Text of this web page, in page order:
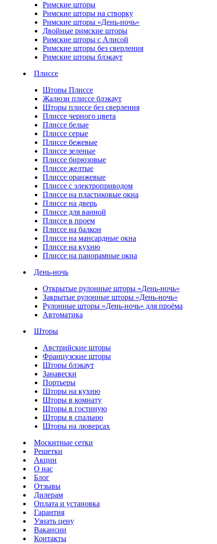
Римские шторы
Римские шторы на створку
Римские шторы «День-ночь»
Двойные римские шторы
Римские шторы с Алисой
Римские шторы без сверления
Римские шторы блэкаут
Плиссе
Шторы Плиссе
Жалюзи плиссе блэкаут
Шторы плиссе без сверления
Плиссе черного цвета
Плиссе белые
Плиссе серые
Плиссе бежевые
Плиссе зеленые
Плиссе бирюзовые
Плиссе желтые
Плиссе оранжевые
Плиссе с электроприводом
Плиссе на пластиковые окна
Плиссе на дверь
Плиссе для ванной
Плиссе в проем
Плиссе на балкон
Плиссе на мансардные окна
Плиссе на кухню
Плиссе на панорамные окна
День-ночь
Открытые рулонные шторы «День-ночь»
Закрытые рулонные шторы «День-ночь»
Рулонные шторы «День-ночь» для проёма
Автоматика
Шторы
Австрийские шторы
Французские шторы
Шторы блэкаут
Занавески
Портьеры
Шторы на кухню
Шторы в комнату
Шторы в гостиную
Шторы в спальню
Шторы на люверсах
Москитные сетки
Решетки
Акции
О нас
Блог
Отзывы
Дилерам
Оплата и установка
Гарантия
Узнать цену
Вакансии
Контакты